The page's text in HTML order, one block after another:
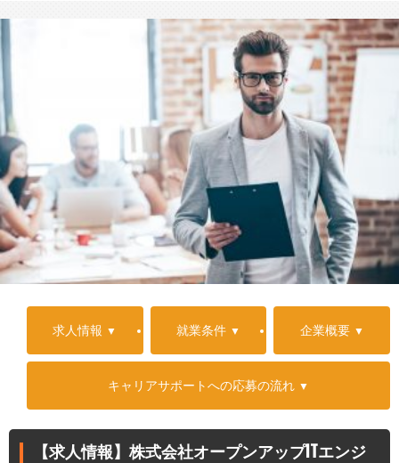
求人情報 就業条件 企業概要
キャリアサポートへの応募の流れ
【求人情報】株式会社オープンアップITエンジ